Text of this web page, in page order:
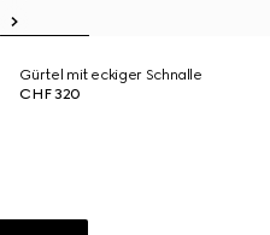
Gürtel mit eckiger Schnalle
CHF 320